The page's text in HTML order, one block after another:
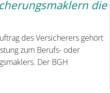
die
des Versicherers gehört
zum Berufs- oder
Der BGH